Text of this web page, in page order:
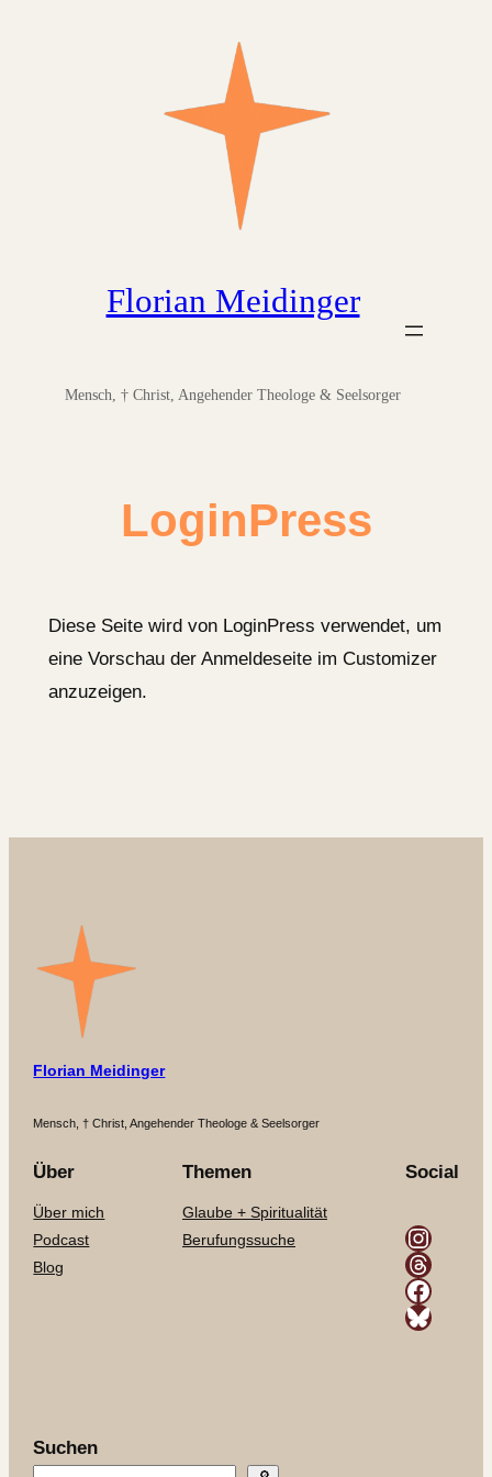
Florian Meidinger
Mensch, † Christ, Angehender Theologe & Seelsorger
LoginPress
Diese Seite wird von LoginPress verwendet, um
eine Vorschau der Anmeldeseite im Customizer
anzuzeigen.
Florian Meidinger
Mensch, † Christ, Angehender Theologe & Seelsorger
Über
Über mich
Podcast
Blog
Themen
Glaube + Spiritualität
Berufungssuche
Social
Instagram
Threads
Facebook
Bluesky
Suchen